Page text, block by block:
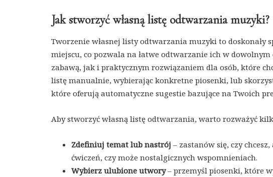
Jak stworzyć własną listę odtwarzania muzyki?
Tworzenie własnej listy odtwarzania muzyki to
miejscu, co pozwala na łatwe odtwarzanie ich w
zabawą, jak i praktycznym rozwiązaniem dla osób, które
listę manualnie, wybierając konkretne piosenki, lub
które oferują automatyczne sugestie bazujące na Twoich
Aby stworzyć własną listę odtwarzania, warto rozważyć
Zdefiniuj temat lub nastrój – zastanów się, czy
ćwiczeń, czy może nostalgicznych wspomnieniach.
Wybierz ulubione utwory– przemyśl piosenki, które